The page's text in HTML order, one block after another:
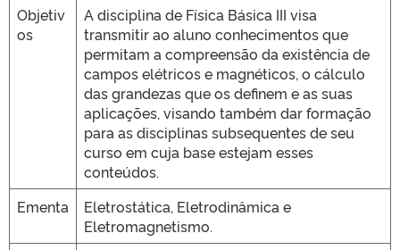
Objetiv
os
A disciplina de Física Básica III visa
transmitir ao aluno conhecimentos que
permitam a compreensão da existência de
campos elétricos e magnéticos, o cálculo
das grandezas que os definem e as suas
aplicações, visando também dar formação
para as disciplinas subsequentes de seu
curso em cuja base estejam esses
conteúdos.
Ementa
Eletrostática, Eletrodinâmica e
Eletromagnetismo.